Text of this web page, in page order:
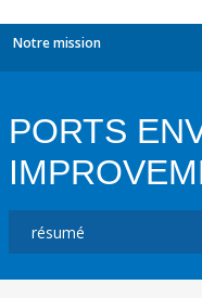
Notre mission
PORTS